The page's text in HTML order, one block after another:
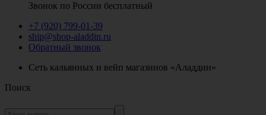
Звонок по России бесплатный
+7 (920) 799-01-39
ship@shop-aladdin.ru
Обратный звонок
Сеть кальянных и вейп магазинов «Аладдин»
Поиск